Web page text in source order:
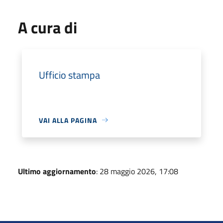
A cura di
Ufficio stampa
VAI ALLA PAGINA
Ultimo aggiornamento: 28 maggio 2026, 17:08